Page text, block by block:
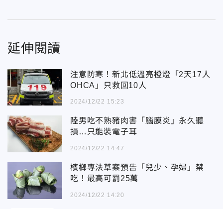
延伸閱讀
注意防寒！新北低溫亮橙燈「2天17人
OHCA」只救回10人
2024/12/22 15:23
陸男吃不熟豬肉害「腦膜炎」永久聽
損…只能裝電子耳
2024/12/22 14:47
檳榔專法草案預告「兒少、孕婦」禁
吃！最高可罰25萬
2024/12/22 14:20